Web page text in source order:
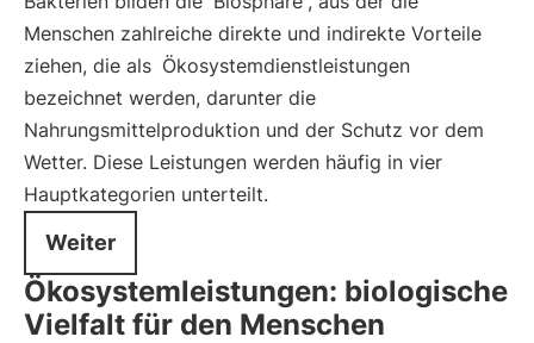
Menschen zahlreiche direkte und indirekte Vorteile
ziehen, die als Ökosystemdienstleistungen
bezeichnet werden, darunter die
Nahrungsmittelproduktion und der Schutz vor dem
Wetter. Diese Leistungen werden häufig in vier
Hauptkategorien unterteilt.
Weiter
Ökosystemleistungen: biologische
Vielfalt für den Menschen